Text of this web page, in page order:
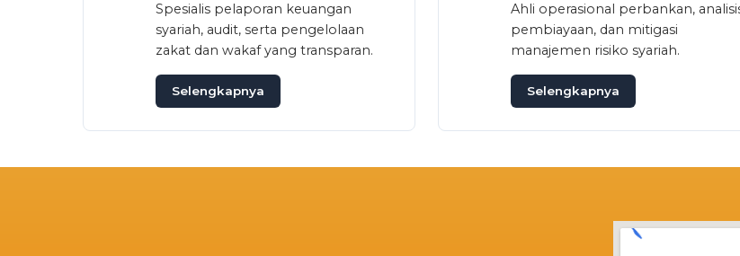
Spesialis pelaporan keuangan
syariah, audit, serta pengelolaan
zakat dan wakaf yang transparan.
Selengkapnya
Ahli operasional perbankan,
pembiayaan, dan mitigasi
manajemen risiko syariah.
Selengkapnya